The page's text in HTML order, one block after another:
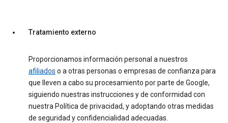
Tratamiento externo
Proporcionamos información personal a nuestros
afiliados o a otras personas o empresas de confianza para
que lleven a cabo su procesamiento por parte de Google,
siguiendo nuestras instrucciones y de conformidad con
nuestra Política de privacidad, y adoptando otras medidas
de seguridad y confidencialidad adecuadas.